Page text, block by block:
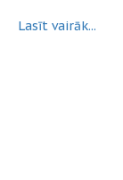
Lasīt vairāk...